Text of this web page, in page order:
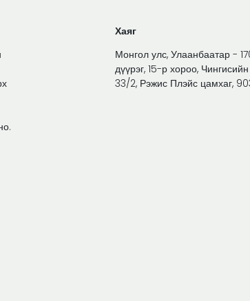
Хаяг
Монгол улс, Улаанбаатар -
дүүрэг, 15-р хороо,
33/2, Рэжис Плэйс цамхаг,